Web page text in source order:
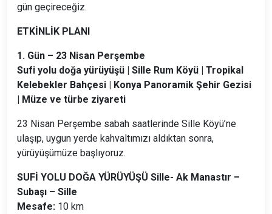
gün geçireceğiz.
ETKİNLİK PLANI
1. Gün – 23 Nisan Perşembe
Sufi yolu doğa yürüyüşü | Sille Rum Köyü | Tropikal
Kelebekler Bahçesi | Konya Panoramik Şehir Gezisi
| Müze ve türbe ziyareti
23 Nisan Perşembe sabah saatlerinde Sille Köyü’ne
ulaşıp, uygun yerde kahvaltımızı aldıktan sonra,
yürüyüşümüze başlıyoruz.
SUFİ YOLU DOĞA YÜRÜYÜŞÜ Sille- Ak Manastır –
Subaşı – Sille
Mesafe: 10 km